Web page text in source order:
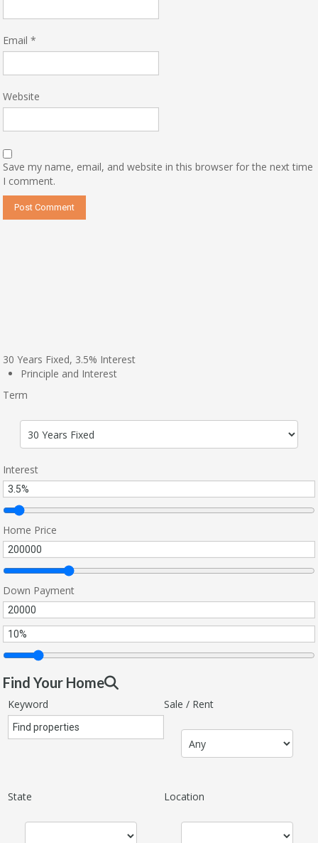
Email *
Website
Save my name, email, and website in this browser for the next time
I comment.
30 Years Fixed, 3.5% Interest
Principle and Interest
Term
Interest
Home Price
Down Payment
Find Your Home
Keyword Sale / Rent
State Location